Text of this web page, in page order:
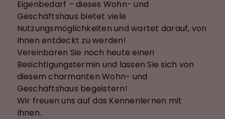
Eigenbedarf – dieses Wohn- und
Geschäftshaus bietet viele
Nutzungsmöglichkeiten und wartet darauf, von
Ihnen entdeckt zu werden!
Vereinbaren Sie noch heute einen
Besichtigungstermin und lassen Sie sich von
diesem charmanten Wohn- und
Geschäftshaus begeistern!
Wir freuen uns auf das Kennenlernen mit
Ihnen.